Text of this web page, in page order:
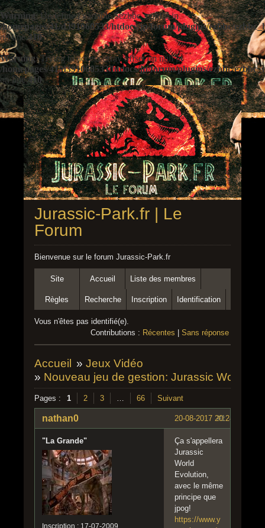
Warning: Undefined variable $ezbbc_config in
/homepages/41/d391060533/htdocs/jp/forum/plugins/ezbbc/
on line410
Warning: Trying to access array offset on null in
/homepages/41/d391060533/htdocs/jp/forum/plugins/ezbbc/
on line410
Jurassic-Park.fr | Le
Forum
Bienvenue sur le forum Jurassic-Park.fr
Site Accueil Liste des membres
Règles Recherche Inscription Identification
Vous n'êtes pas identifié(e).
Contributions : Récentes Sans réponse
Accueil » Jeux Vidéo
» Nouveau jeu de gestion: Jurassic World
Pages : 1 2 3 … 66 Suivant
#1
20-08-2017 20:24:14
nathan0
"La Grande"
Inscription : 17-07-2009
Ça s'appellera
Jurassic
World
Evolution,
avec le même
principe que
jpog!
https://www.y